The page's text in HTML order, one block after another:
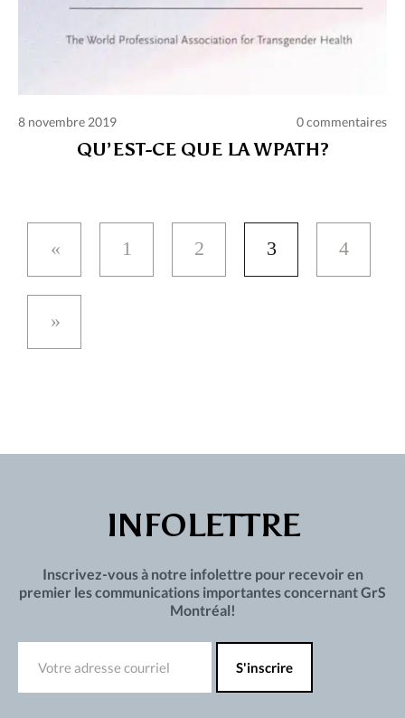
8 novembre 2019 0 commentaires
QU’EST-CE QUE LA WPATH?
1 2 3 4
INFOLETTRE
Inscrivez-vous à notre infolettre pour recevoir en
premier les communications importantes concernant GrS
Montréal!